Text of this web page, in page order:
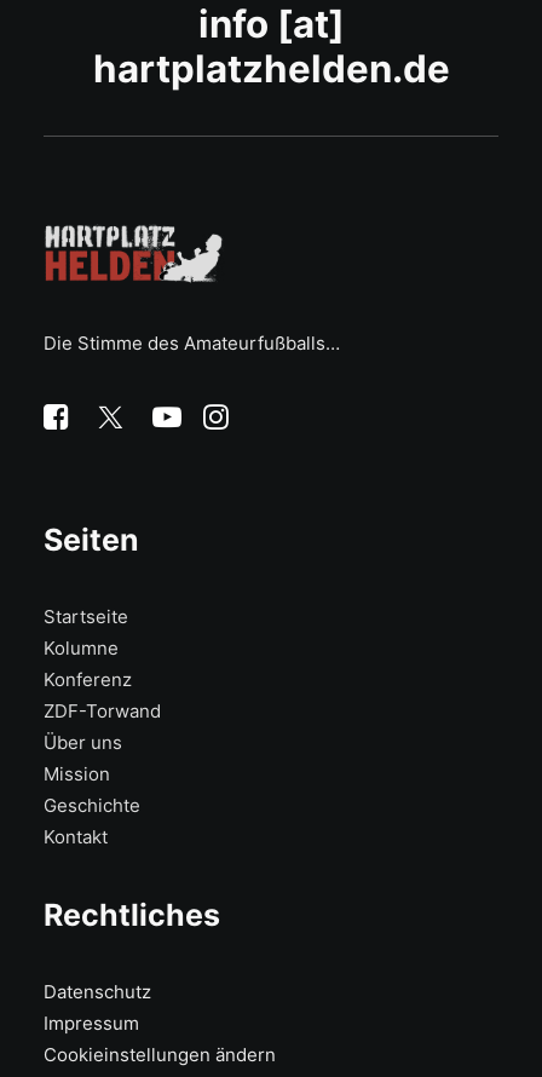
info [at]
hartplatzhelden.de
Die Stimme des Amateurfußballs…
Seiten
Startseite
Kolumne
Konferenz
ZDF-Torwand
Über uns
Mission
Geschichte
Kontakt
Rechtliches
Datenschutz
Impressum
Cookieinstellungen ändern